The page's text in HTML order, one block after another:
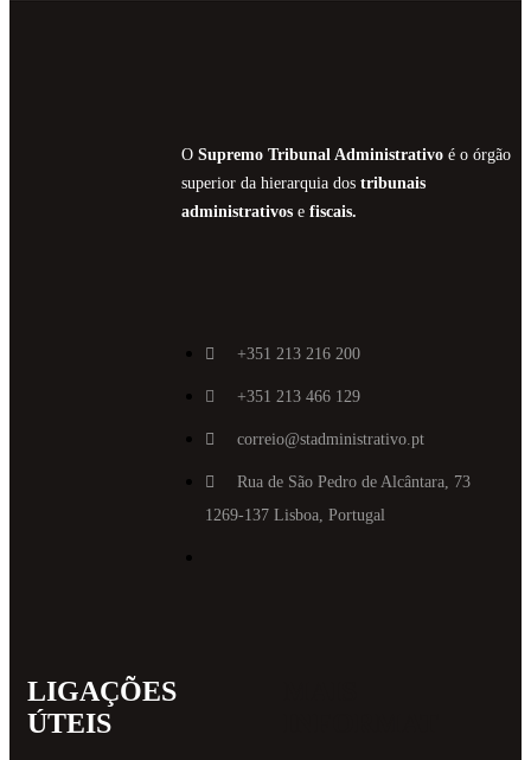
O Supremo Tribunal Administrativoé o órgão
superior da hierarquia dos tribunais
administrativose fiscais.
+351 213 216 200
+351 213 466 129
correio@stadministrativo.pt
Rua de São Pedro de Alcântara, 73
1269-137 Lisboa, Portugal
LIGAÇÕES
ÚTEIS